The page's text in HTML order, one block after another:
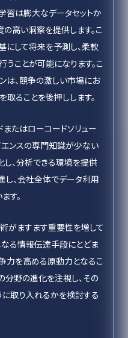
習は膨大なデータセットか
高い洞察を提供します。こ
にして将来を予測し、柔軟
ことが可能になります。こ
は、競争の激しい市場にお
ることを後押しします。
またはローコードソリュー
エンスの専門知識が少ない
、分析できる環境を提供
し、会社全体でデータ利用
す。
がますます重要性を増して
なる情報伝達手段にとどま
力を高める原動力となるこ
分野の進化を注視し、その
取り入れるかを検討する